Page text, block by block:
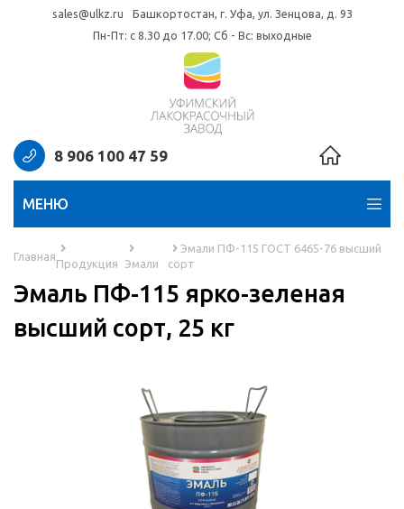
sales@ulkz.ru
Башкортостан, г. Уфа, ул. Зенцова, д. 93
Пн-Пт: с 8.30 до 17.00; Сб - Вс: выходные
8 906 100 47 59
МЕНЮ
Главная
Продукция Эмали
Эмали ПФ-115 ГОСТ 6465-76 высший
сорт
Эмаль ПФ-115 ярко-зеленая
высший сорт, 25 кг